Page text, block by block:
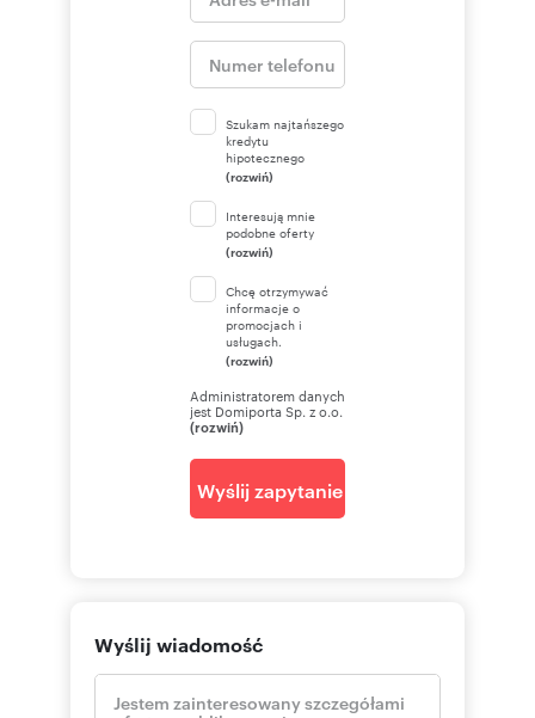
Szukam najtańszego
kredytu
hipotecznego
(rozwiń)
Interesują mnie
podobne oferty
(rozwiń)
Chcę otrzymywać
informacje o
promocjach i
usługach.
(rozwiń)
Administratorem danych
jest Domiporta Sp. z o.o.
(rozwiń)
Wyślij zapytanie
Wyślij wiadomość